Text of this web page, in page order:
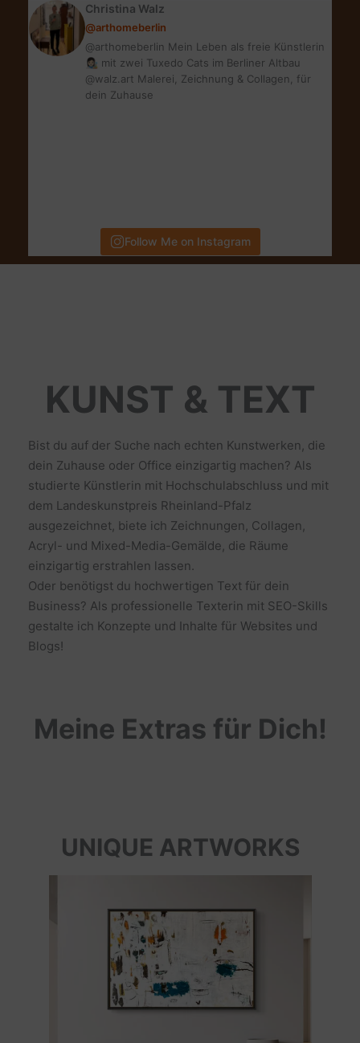
HERBST
2019
Christina Walz
@arthomeberlin
@arthomeberlin Mein Leben als freie Künstlerin
👩🏻‍🎨 mit zwei Tuxedo Cats im Berliner Altbau
@walz.art Malerei, Zeichnung & Collagen, für
dein Zuhause
Follow Me on Instagram
KUNST & TEXT
Bist du auf der Suche nach echten Kunstwerken, die
dein Zuhause oder Office einzigartig machen? Als
studierte Künstlerin mit Hochschulabschluss und mit
dem Landeskunstpreis Rheinland-Pfalz
ausgezeichnet, biete ich Zeichnungen, Collagen,
Acryl- und Mixed-Media-Gemälde, die Räume
einzigartig erstrahlen lassen.
Oder benötigst du hochwertigen Text für dein
Business? Als professionelle Texterin mit SEO-Skills
gestalte ich Konzepte und Inhalte für Websites und
Blogs!
Meine Extras für Dich!
UNIQUE ARTWORKS